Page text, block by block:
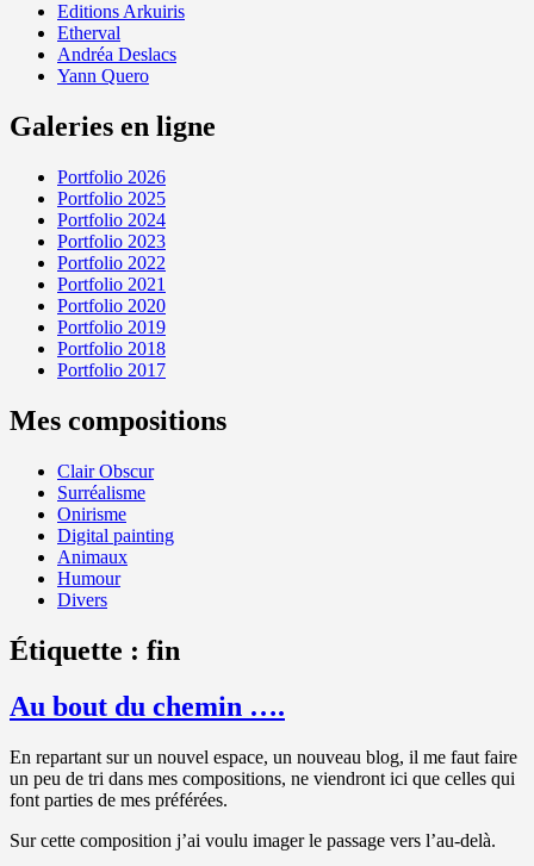
Editions Arkuiris
Etherval
Andréa Deslacs
Yann Quero
Galeries en ligne
Portfolio 2026
Portfolio 2025
Portfolio 2024
Portfolio 2023
Portfolio 2022
Portfolio 2021
Portfolio 2020
Portfolio 2019
Portfolio 2018
Portfolio 2017
Mes compositions
Clair Obscur
Surréalisme
Onirisme
Digital painting
Animaux
Humour
Divers
Étiquette : fin
Au bout du chemin ….
En repartant sur un nouvel espace, un nouveau blog, il me faut faire
un peu de tri dans mes compositions, ne viendront ici que celles qui
font parties de mes préférées.
Sur cette composition j’ai voulu imager le passage vers l’au-delà.